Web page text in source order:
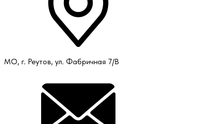
МО, г. Реутов, ул. Фабричная 7/В